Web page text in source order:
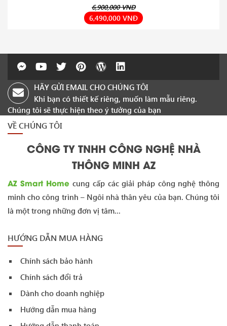
6,900,000 VNĐ
6,490,000 VNĐ
HÃY GỬI EMAIL CHO CHÚNG TÔI
Khi bạn có thiết kế riêng, muốn làm mẫu riêng.
Chúng tôi sẽ thực hiện theo ý tưởng của bạn
VỀ CHÚNG TÔI
CÔNG TY TNHH CÔNG NGHỆ NHÀ
THÔNG MINH AZ
AZ Smart Home cung cấp các giải pháp công nghệ thông
minh cho công trình – Ngôi nhà thân yêu của bạn. Chúng tôi
là một trong những đơn vị tâm...
HƯỚNG DẪN MUA HÀNG
Chính sách bảo hành
Chính sách đổi trả
Dành cho doanh nghiệp
Hướng dẫn mua hàng